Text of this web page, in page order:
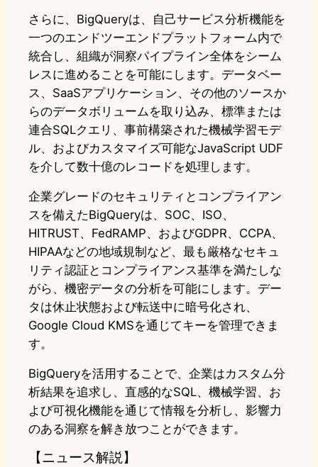
さらに、BigQueryは、自己サービス分析機能を
一つのエンドツーエンドプラットフォーム内で
統合し、組織が洞察パイプライン全体をシーム
レスに進めることを可能にします。データベー
ス、SaaSアプリケーション、その他のソースか
らのデータボリュームを取り込み、標準または
連合SQLクエリ、事前構築された機械学習モデ
ル、およびカスタマイズ可能なJavaScript UDF
を介して数十億のレコードを処理します。
企業グレードのセキュリティとコンプライアン
スを備えたBigQueryは、SOC、ISO、
HITRUST、FedRAMP、およびGDPR、CCPA、
HIPAAなどの地域規制など、最も厳格なセキュ
リティ認証とコンプライアンス基準を満たしな
がら、機密データの分析を可能にします。デー
タは休止状態および転送中に暗号化され、
Google Cloud KMSを通じてキーを管理できま
す。
BigQueryを活用することで、企業はカスタム分
析結果を追求し、直感的なSQL、機械学習、お
よび可視化機能を通じて情報を分析し、影響力
のある洞察を解き放つことができます。
【ニュース解説】